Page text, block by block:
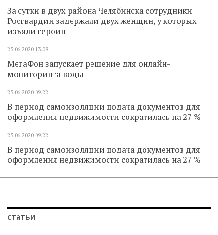
За сутки в двух района Челябинска сотрудники
Росгвардии задержали двух женщин, у которых
изъяли героин
25.06.2020 13.08
МегаФон запускает решение для онлайн-
мониторинга воды
25.06.2020 09.22
В период самоизоляции подача документов для
оформления недвижимости сократилась на 27 %
25.06.2020 09.22
В период самоизоляции подача документов для
оформления недвижимости сократилась на 27 %
статьи